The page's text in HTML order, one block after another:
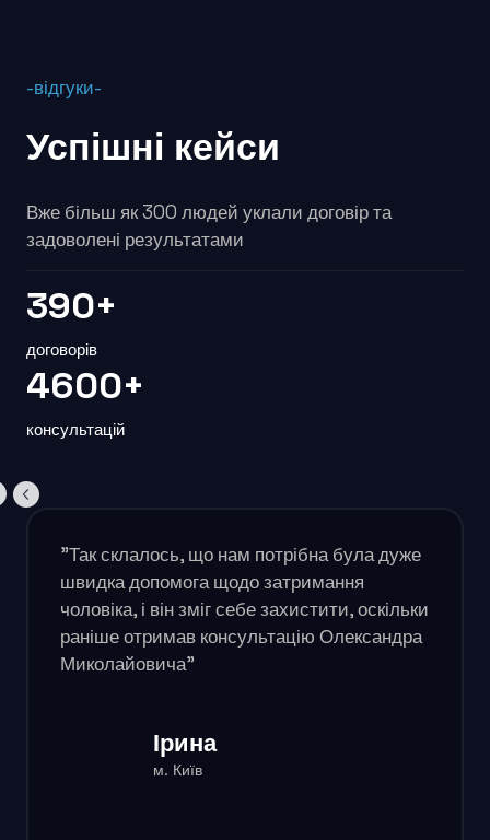
-відгуки-
Успішні кейси
Вже більш як 300 людей уклали договір та
задоволені результатами
390+
договорів
4600+
консультацій
"Так склалось, що нам потрібна була дуже
швидка допомога щодо затримання
чоловіка, і він зміг себе захистити, оскільки
раніше отримав консультацію Олександра
Миколайовича"
Ірина
м. Київ